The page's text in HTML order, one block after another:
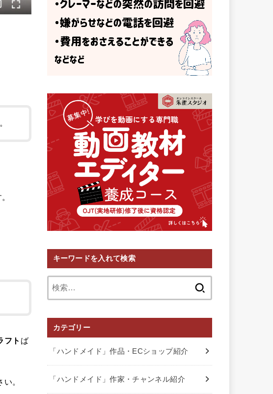
フト ば
。
キーワードを入れて検索
カテゴリー
「ハンドメイド」作品・ECショップ紹介
「ハンドメイド」作家・チャンネル紹介